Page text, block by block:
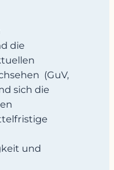
die
(GuV,
sich die
und